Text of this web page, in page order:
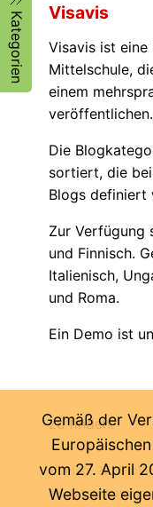
Kategorien Visavis
Visavis ist eine
Mittelschule,
einem
veröffentlichen.
Die
sortiert, die
Blogs definiert
Zur Verfügung
und Finnisch.
Italienisch,
und Roma.
Ein Demo ist
zu finden.
Montag, 22.
Noch kein
Gemäß der
vom 27. April
Webseite